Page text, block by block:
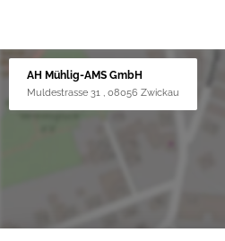
AH Mühlig-AMS GmbH
Muldestrasse 31 , 08056 Zwickau